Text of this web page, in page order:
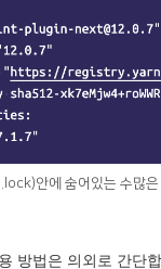
안에 숨어있는 수많
방법은 의외로 간단